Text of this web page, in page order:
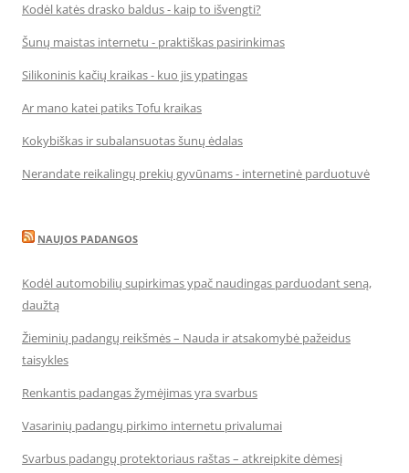
Kodėl katės drasko baldus - kaip to išvengti?
Šunų maistas internetu - praktiškas pasirinkimas
Silikoninis kačių kraikas - kuo jis ypatingas
Ar mano katei patiks Tofu kraikas
Kokybiškas ir subalansuotas šunų ėdalas
Nerandate reikalingų prekių gyvūnams - internetinė parduotuvė
NAUJOS PADANGOS
Kodėl automobilių supirkimas ypač naudingas parduodant seną,
daužtą
Žieminių padangų reikšmės – Nauda ir atsakomybė pažeidus
taisykles
Renkantis padangas žymėjimas yra svarbus
Vasarinių padangų pirkimo internetu privalumai
Svarbus padangų protektoriaus raštas – atkreipkite dėmesį